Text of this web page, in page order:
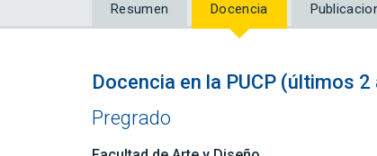
Resumen Docencia
Docencia en la PUCP (últimos 2
Pregrado